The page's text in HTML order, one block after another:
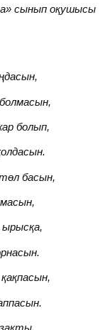
сынып оқушысы